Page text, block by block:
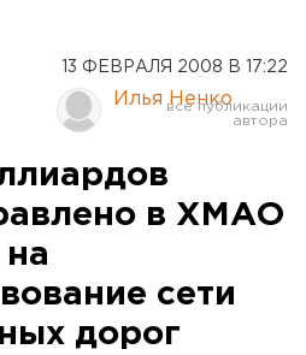
13 ФЕВРАЛЯ 2008 В 17:22
Илья Ненко
в ХМАО
сети
дорог